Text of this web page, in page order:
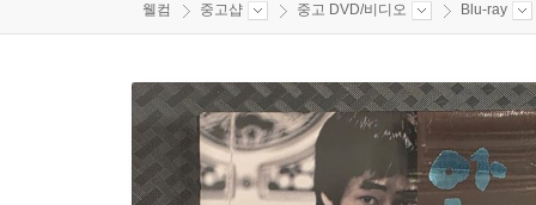
웰컴 중고샵 중고 DVD/비디오 Blu-ray